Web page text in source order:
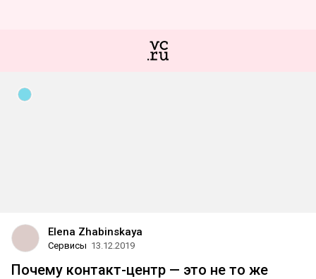
Elena Zhabinskaya
Сервисы 13.12.2019
Почему контакт-центр — это не то же